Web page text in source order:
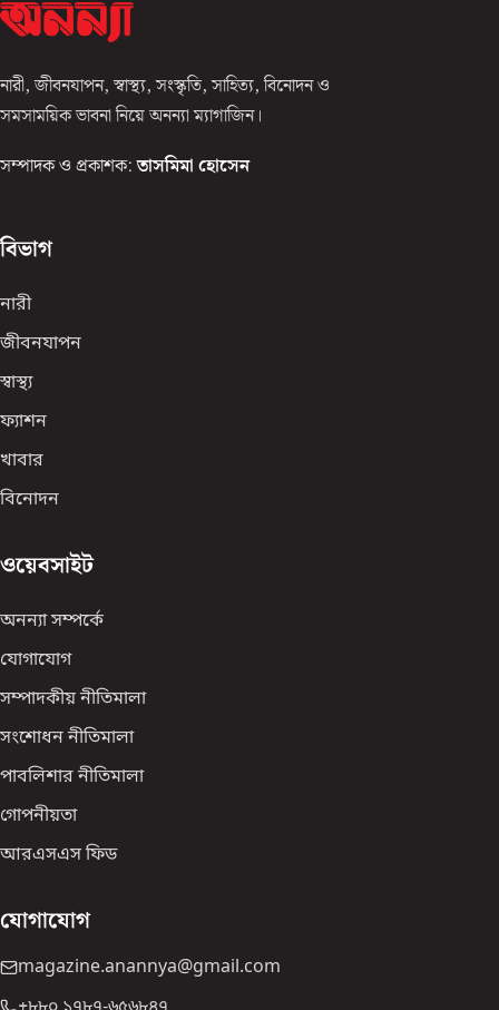
নারী, জীবনযাপন, স্বাস্থ্য, সংস্কৃতি, সাহিত্য, বিনোদন ও
সমসাময়িক ভাবনা নিয়ে অনন্যা ম্যাগাজিন।
সম্পাদক ও প্রকাশক: তাসমিমা হোসেন
বিভাগ
নারী
জীবনযাপন
স্বাস্থ্য
ফ্যাশন
খাবার
বিনোদন
ওয়েবসাইট
অনন্যা সম্পর্কে
যোগাযোগ
সম্পাদকীয় নীতিমালা
সংশোধন নীতিমালা
পাবলিশার নীতিমালা
গোপনীয়তা
আরএসএস ফিড
যোগাযোগ
magazine.anannya@gmail.com